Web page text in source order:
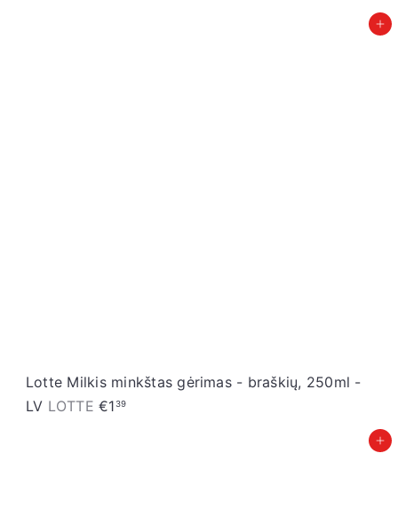
Įdėti į krepšelį
Lotte Milkis minkštas gėrimas - braškių, 250ml -
LV LOTTE€139
Įdėti į krepšelį